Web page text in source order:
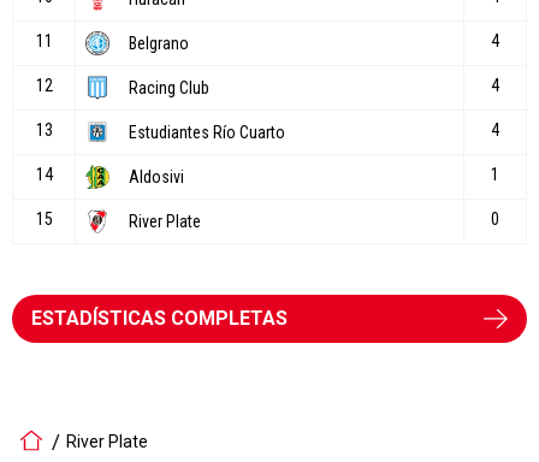
ESTADÍSTICAS COMPLETAS
River Plate